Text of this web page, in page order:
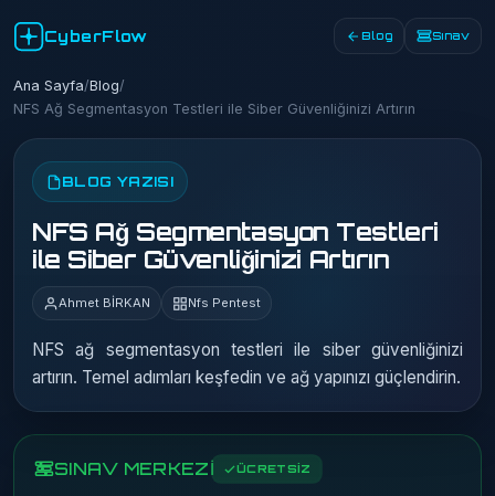
CyberFlow Blog Sınav
Ana Sayfa/Blog/
NFS Ağ Segmentasyon Testleri ile Siber Güvenliğinizi Artırın
BLOG YAZISI
NFS Ağ Segmentasyon Testleri
ile Siber Güvenliğinizi Artırın
Ahmet BİRKAN Nfs Pentest
NFS ağ segmentasyon testleri ile siber güvenliğinizi
artırın. Temel adımları keşfedin ve ağ yapınızı güçlendirin.
SINAV MERKEZİ ÜCRETSİZ